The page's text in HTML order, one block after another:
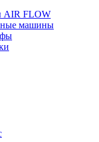
AIR FLOW
машины